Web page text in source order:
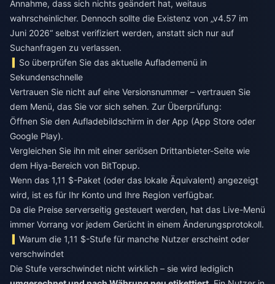
Annahme, dass sich nichts geändert hat, weitaus
wahrscheinlicher. Dennoch sollte die Existenz von „v4.57 im
Juni 2026“ selbst verifiziert werden, anstatt sich nur auf
Suchanfragen zu verlassen.
So überprüfen Sie das aktuelle Auflademenü in
Sekundenschnelle
Vertrauen Sie nicht auf eine Versionsnummer – vertrauen Sie
dem Menü, das Sie vor sich sehen. Zur Überprüfung:
Öffnen Sie den Aufladebildschirm in der App (App Store oder
Google Play).
Vergleichen Sie ihn mit einer seriösen Drittanbieter-Seite wie
dem Hiya-Bereich von BitTopup.
Wenn das 1,11 $-Paket (oder das lokale Äquivalent) angezeigt
wird, ist es für Ihr Konto und Ihre Region verfügbar.
Da die Preise serverseitig gesteuert werden, hat das Live-Menü
immer Vorrang vor jedem Gerücht in einem Änderungsprotokoll.
Warum die 1,11 $-Stufe für manche Nutzer erscheint oder
verschwindet
Die Stufe verschwindet nicht wirklich – sie wird lediglich